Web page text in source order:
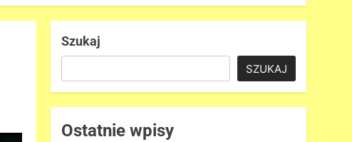
Szukaj
SZUKAJ
Ostatnie wpisy